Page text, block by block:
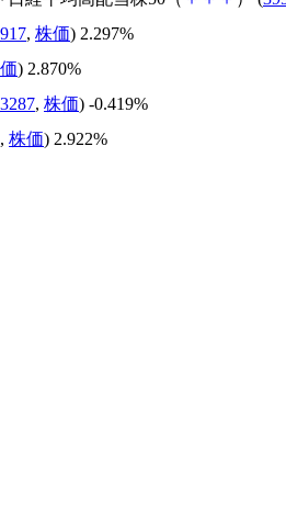
, 株価) 2.297%
) 2.870%
3287, 株価) -0.419%
, 株価) 2.922%